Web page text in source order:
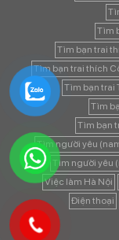
Tìm
Tìm bạn trai
Tìm bạn trai thích
Tìm bạn trai
Tìm
Tìm bạn
Tìm người yêu
Tìm người yêu
Việc làm Hà Nội
Điện thoại